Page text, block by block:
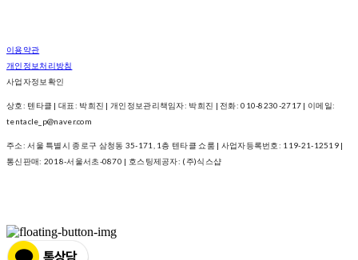
이용약관
개인정보처리방침
사업자정보확인
상호: 텐타클 | 대표: 박희진 | 개인정보관리책임자: 박희진 | 전화: 010-8230-2717 | 이메일:
tentacle_p@naver.com
주소: 서울 특별시 종로구 삼청동 35-171, 1층 텐타클 쇼룸 | 사업자등록번호: 119-21-12519 |
통신판매: 2018-서울서초-0870 | 호스팅제공자: (주)식스샵